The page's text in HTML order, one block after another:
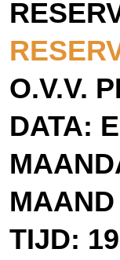
R
O.V.V.
DATA:
MAAND
TIJD: